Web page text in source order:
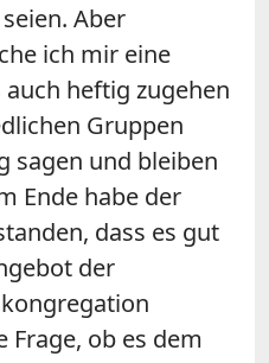
Aber
ich mir eine
heftig zugehen
Gruppen
sagen und bleiben
Ende habe der
dass es gut
der
Frage, ob es dem